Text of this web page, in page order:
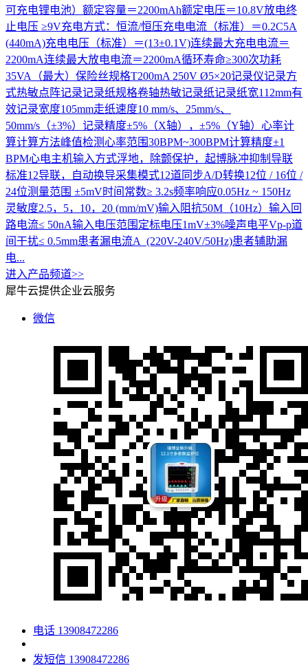
可充电锂电池）额定容量＝2200mAh额定电压＝10.8V放电终
止电压 ≥9V充电方式：恒流/恒压充电电流（标准）＝0.2C5A
(440mA)充电电压（标准）＝(13±0.1V)连续最大充电电流＝
2200mA连续最大放电电流＝2200mA循环寿命≥300次功耗
35VA（最大）保险丝规格T200mA 250V Ø5×20记录仪记录方
式热敏点阵记录记录纸规格卷轴热敏记录纸记录纸宽112mm有
效记录宽度105mm走纸速度10 mm/s、25mm/s、
50mm/s（±3%）记录精度±5%（X轴），±5%（Y轴）心率计
算计算方法峰值检测心率范围30BPM~300BPM计算精度±1
BPM心电主机输入方式浮地，除颤保护，起博脉冲抑制导联
标准12导联，自动换导采集模式12道同步A/D转换12位 / 16位 /
24位测量范围 ±5mV时间常数≥ 3.2s频率响应0.05Hz ~ 150Hz
灵敏度2.5，5，10，20 (mm/mV)输入阻抗50M（10Hz）输入回
路电流≤ 50nA输入电压范围定标电压1mV±3%噪声电平Vp-p道
间干扰≤ 0.5mm患者漏电流A (220V-240V/50Hz)患者辅助漏
电...
进入产品频道>>
犀牛云提供企业云服务
微信
电话 13908472286
发短信 13908472286